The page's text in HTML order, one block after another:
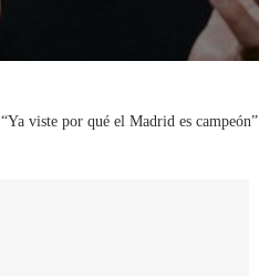
“Ya viste por qué el Madrid es campeón”